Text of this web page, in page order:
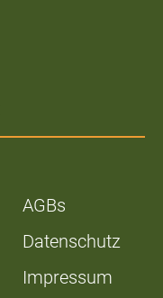
AGBs
Datenschutz
Impressum